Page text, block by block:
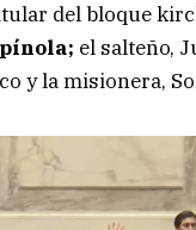
del bloque
el salteño,
y la misionera,